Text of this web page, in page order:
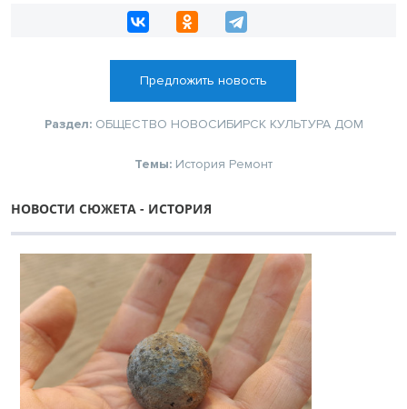
Предложить новость
Раздел: ОБЩЕСТВО НОВОСИБИРСК КУЛЬТУРА ДОМ
Темы: История Ремонт
НОВОСТИ СЮЖЕТА - ИСТОРИЯ